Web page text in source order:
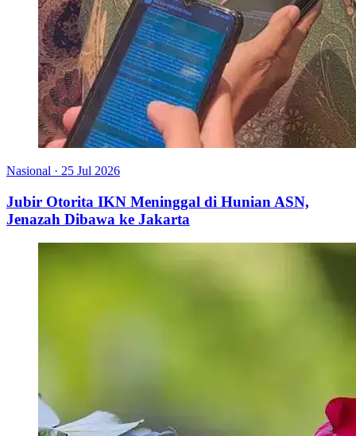
Nasional · 25 Jul 2026
Jubir Otorita IKN Meninggal di Hunian ASN,
Jenazah Dibawa ke Jakarta